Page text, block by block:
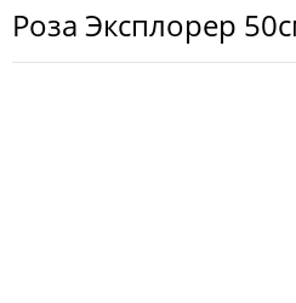
роза Эксплорер